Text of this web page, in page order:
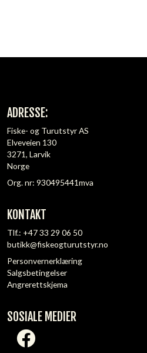
ADRESSE:
Fiske- og Turutstyr AS
Elveveien 130
3271, Larvik
Norge
Org. nr: 930495441mva
KONTAKT
Tlf.: +47 33 29 06 50
butikk@fiskeogturutstyr.no
Personvernerklæring
Salgsbetingelser
Angrerettskjema
SOSIALE MEDIER